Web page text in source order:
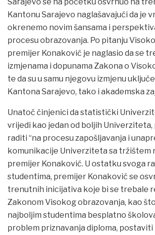
Sarajevo se na početku osvrnuo na
Kantonu Sarajevo naglašavajući da je
okrenemo novim šansama i
procesu obrazovanja. Po pitanju
premijer Konaković je naglasio da se
izmjenama i dopunama Zakona o
te da su u samu njegovu izmjenu
Kantona Sarajevo, tako i akademska
Unatoč činjenici da statistički
vrijedi kao jedan od boljih
raditi “na procesu zapošljavanja i
komunikacije Univerziteta sa tržištem
premijer Konaković. U ostatku svoga
studentima, premijer Konaković se
trenutnih inicijativa koje bi se trebale
Zakonom Visokog obrazovanja, kao
najboljim studentima besplatno
problem priznavanja diploma, postaviti